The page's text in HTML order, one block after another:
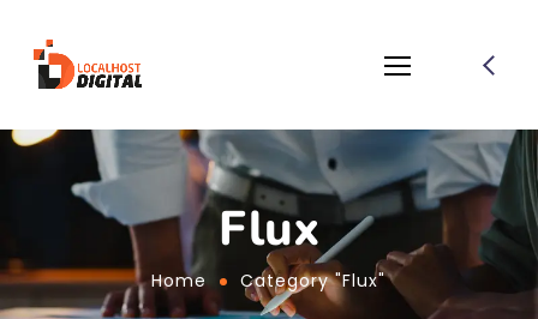
Flux
Home Category "Flux"